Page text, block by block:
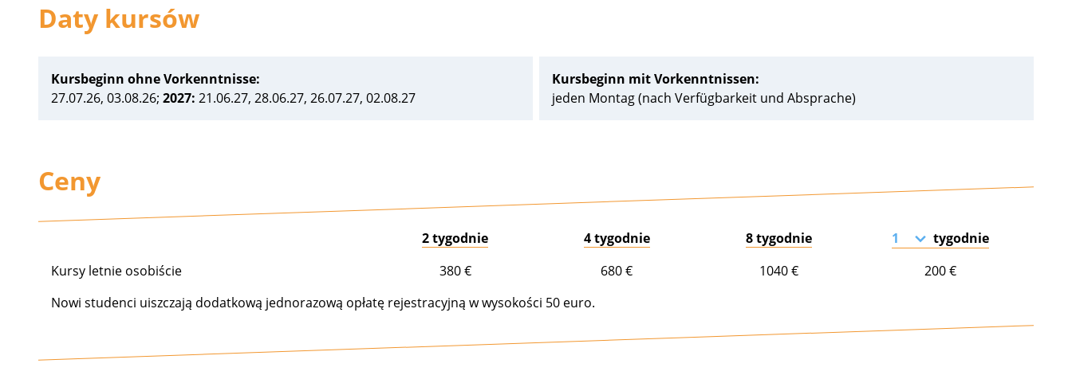
Daty kursów
Kursbeginn ohne Vorkenntnisse:
27.07.26, 03.08.26; 2027: 21.06.27, 28.06.27, 26.07.27, 02.08.27
Kursbeginn mit Vorkenntnissen:
jeden Montag (nach Verfügbarkeit und Absprache)
Ceny
Kursy letnie osobiście
2 tygodnie
380 €
4 tygodnie
680 €
8 tygodnie
1040 €
tygodnie
200 €
Nowi studenci uiszczają dodatkową jednorazową opłatę rejestracyjną w wysokości 50 euro.